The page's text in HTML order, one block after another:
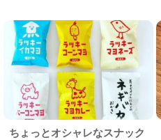
ちょっとオシャレなスナック